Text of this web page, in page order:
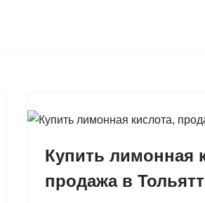
Купить лимонная
продажа в